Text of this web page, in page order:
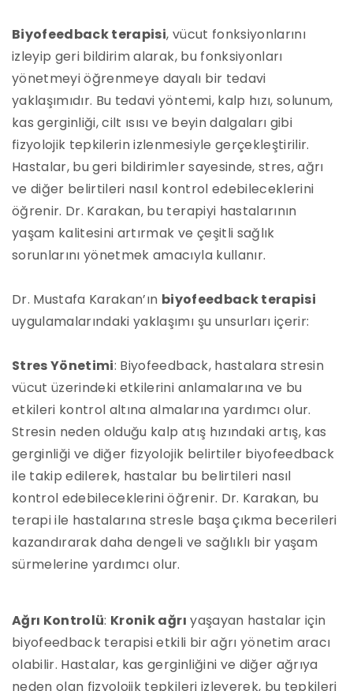
Biyofeedback terapisi, vücut fonksiyonlarını
izleyip geri bildirim alarak, bu fonksiyonları
yönetmeyi öğrenmeye dayalı bir tedavi
yaklaşımıdır. Bu tedavi yöntemi, kalp hızı, solunum,
kas gerginliği, cilt ısısı ve beyin dalgaları gibi
fizyolojik tepkilerin izlenmesiyle gerçekleştirilir.
Hastalar, bu geri bildirimler sayesinde, stres, ağrı
ve diğer belirtileri nasıl kontrol edebileceklerini
öğrenir. Dr. Karakan, bu terapiyi hastalarının
yaşam kalitesini artırmak ve çeşitli sağlık
sorunlarını yönetmek amacıyla kullanır.
Dr. Mustafa Karakan’ın biyofeedback terapisi
uygulamalarındaki yaklaşımı şu unsurları içerir:
Stres Yönetimi: Biyofeedback, hastalara stresin
vücut üzerindeki etkilerini anlamalarına ve bu
etkileri kontrol altına almalarına yardımcı olur.
Stresin neden olduğu kalp atış hızındaki artış, kas
gerginliği ve diğer fizyolojik belirtiler biyofeedback
ile takip edilerek, hastalar bu belirtileri nasıl
kontrol edebileceklerini öğrenir. Dr. Karakan, bu
terapi ile hastalarına stresle başa çıkma becerileri
kazandırarak daha dengeli ve sağlıklı bir yaşam
sürmelerine yardımcı olur.
Ağrı Kontrolü: Kronik ağrı yaşayan hastalar için
biyofeedback terapisi etkili bir ağrı yönetim aracı
olabilir. Hastalar, kas gerginliğini ve diğer ağrıya
neden olan fizyolojik tepkileri izleyerek, bu tepkileri